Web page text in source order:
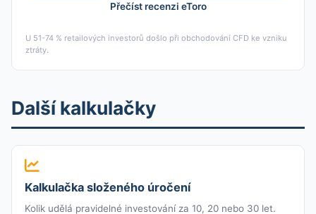
Přečíst recenzi eToro
U 51-74 % retailových investorů došlo při obchodování CFD ke vzniku
ztráty.
Další kalkulačky
Kalkulačka složeného úročení
Kolik udělá pravidelné investování za 10, 20 nebo 30 let.